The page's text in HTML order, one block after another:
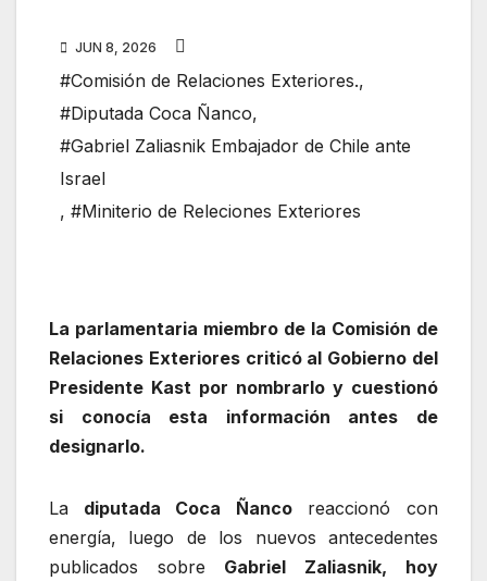
JUN 8, 2026
#Comisión de Relaciones Exteriores.,
#Diputada Coca Ñanco,
#Gabriel Zaliasnik Embajador de Chile ante
Israel
, #Miniterio de Releciones Exteriores
La parlamentaria miembro de la Comisión de
Relaciones Exteriores criticó al Gobierno del
Presidente Kast por nombrarlo y cuestionó
si conocía esta información antes de
designarlo.
La diputada Coca Ñancoreaccionó con
energía, luego de los nuevos antecedentes
publicados sobre Gabriel Zaliasnik, hoy